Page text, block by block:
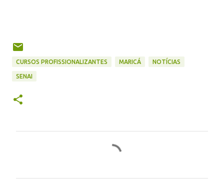
CURSOS PROFISSIONALIZANTES MARICÁ NOTÍCIAS
SENAI